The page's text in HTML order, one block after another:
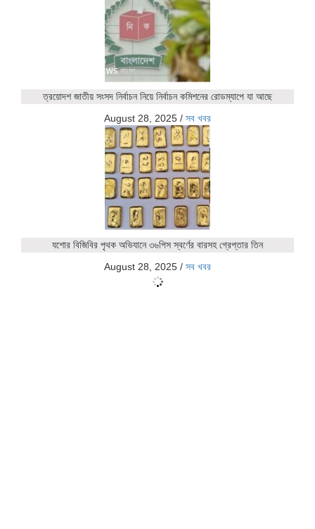
ত্রয়োদশ জাতীয় সংসদ নির্বাচন নিয়ে নির্বাচন কমিশনের রোডম্যাপে যা আছে
August 28, 2025 / সব খবর
যশোর বিজিবির পৃথক অভিযানে ৩৬পিস স্বর্ণের বারসহ গ্রেপ্তার তিন
August 28, 2025 / সব খবর